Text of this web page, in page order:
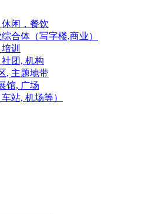
闲，餐饮
合体（写字楼,商业）
训
团, 机构
, 主题地带
馆, 广场
站, 机场等）